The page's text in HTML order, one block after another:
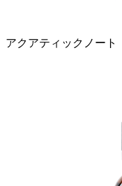
アクアティックノート